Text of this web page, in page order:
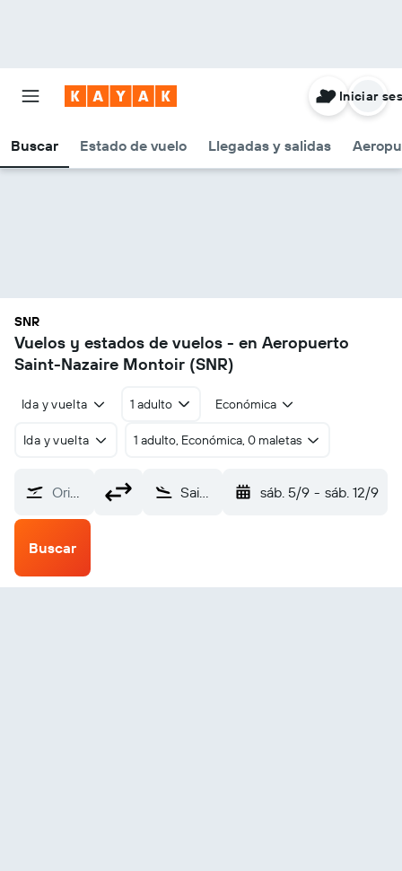
Buscar Estado de vuelo Llegadas y salidas
Iniciar
SNR
Vuelos y estados de vuelos - en Aeropuerto
Saint-Nazaire Montoir (SNR)
Ida y vuelta 1 adulto Económica
Ida y vuelta 1 adulto, Económica, 0 maletas
Origen Saint-Nazaire Montoir (SNR) sáb. 5/9 - sáb. 12/9
Buscar